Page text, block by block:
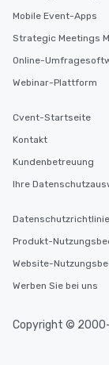
Mobile Event-Apps
Strategic Meetings
Online-
Webinar-Plattform
Cvent-Startseite
Kontakt
Kundenbetreuung
Ihre
Datenschutzrichtlinie
Produkt-
Website-
Werben Sie bei uns
Copyright ©